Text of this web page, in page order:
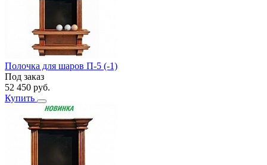
Полочка для шаров П-5 (-1)
Под заказ
52 450 руб.
Купить